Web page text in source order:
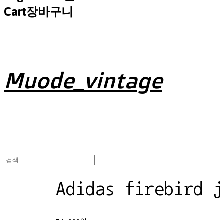
Cart장바구니
Muode_vintage
Adidas firebird